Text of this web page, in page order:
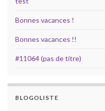
Bonnes vacances !
Bonnes vacances !!
#11064 (pas de titre)
BLOGOLISTE